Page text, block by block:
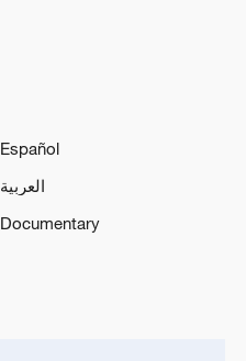
Español
العربية
Documentary